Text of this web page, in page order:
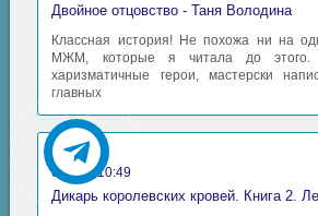
Двойное отцовство - Таня Володина
Классная история! Не похожа ни на
МЖМ, которые я читала до этого.
харизматичные герои, мастерски
главных
Аида
06 май 10:49